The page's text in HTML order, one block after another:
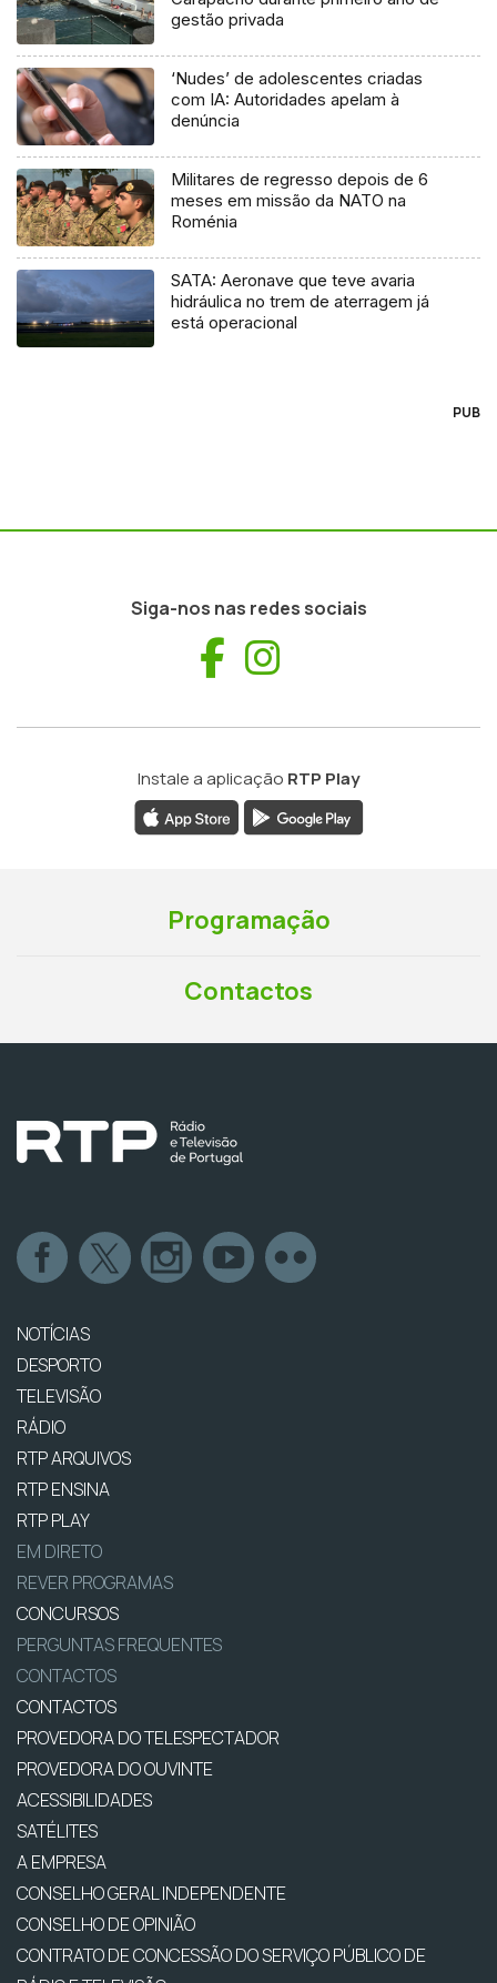
gestão privada
‘Nudes’ de adolescentes criadas
com IA: Autoridades apelam à
denúncia
Militares de regresso depois de 6
meses em missão da NATO na
Roménia
SATA: Aeronave que teve avaria
hidráulica no trem de aterragem já
está operacional
PUB
Siga-nos nas redes sociais
Facebook
Instale a aplicação RTP Play
Programação
Contactos
NOTÍCIAS
DESPORTO
TELEVISÃO
RÁDIO
RTP ARQUIVOS
RTP ENSINA
RTP PLAY
EM DIRETO
REVER PROGRAMAS
CONCURSOS
PERGUNTAS FREQUENTES
CONTACTOS
CONTACTOS
PROVEDORA DO TELESPECTADOR
PROVEDORA DO OUVINTE
ACESSIBILIDADES
SATÉLITES
A EMPRESA
CONSELHO GERAL INDEPENDENTE
CONSELHO DE OPINIÃO
CONTRATO DE CONCESSÃO DO SERVIÇO PÚBLICO DE